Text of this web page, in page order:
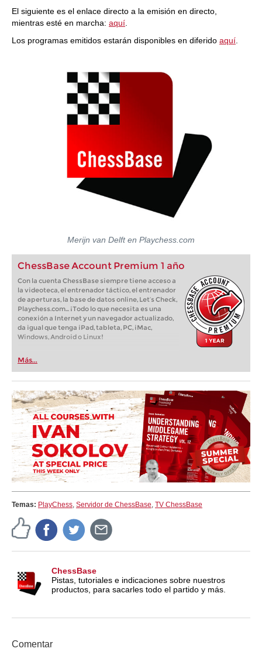
El siguiente es el enlace directo a la emisión en directo,
mientras esté en marcha: aquí
Los programas emitidos estarán disponibles en diferido aquí
Merijn van Delft en Playchess.com
ChessBase Account Premium 1 año
Con la cuenta ChessBase siempre tiene acceso a
la videoteca, el entrenador táctico, el entrenador
de aperturas, la base de datos online, Let’s Check,
Playchess.com... ¡Todo lo que necesita es una
conexión a Internet y un navegador actualizado,
da igual que tenga iPad, tableta, PC, iMac,
Windows, Android o Linux!
Más...
Temas: PlayChess, Servidor de ChessBase, TV ChessBase
ChessBase
Pistas, tutoriales e indicaciones sobre nuestros
productos, para sacarles todo el partido y más.
Comentar